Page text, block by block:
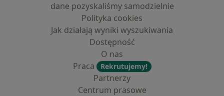
dane pozyskaliśmy samodzielnie
Polityka cookies
Jak działają wyniki wyszukiwania
Dostępność
O nas
Praca
Rekrutujemy!
Partnerzy
Centrum prasowe